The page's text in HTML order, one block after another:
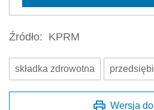
Źródło: KPRM
składka zdrowotna
Wersja